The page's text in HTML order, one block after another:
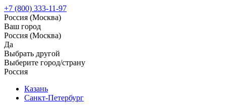
+7 (800) 333-11-97
Россия (Москва)
Ваш город
Россия (Москва)
Да
Выбрать другой
Выберите город/страну
Россия
Казань
Санкт-Петербург